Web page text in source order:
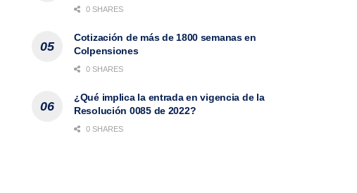
0 SHARES
Cotización de más de 1800 semanas en
Colpensiones
0 SHARES
¿Qué implica la entrada en vigencia de la
Resolución 0085 de 2022?
0 SHARES